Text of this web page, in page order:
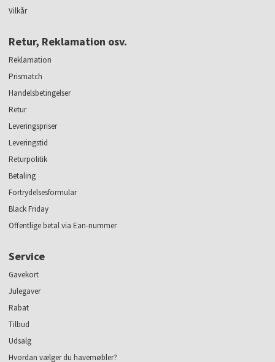
Vilkår
Retur, Reklamation osv.
Reklamation
Prismatch
Handelsbetingelser
Retur
Leveringspriser
Leveringstid
Returpolitik
Betaling
Fortrydelsesformular
Black Friday
Offentlige betal via Ean-nummer
Service
Gavekort
Julegaver
Rabat
Tilbud
Udsalg
Hvordan vælger du havemøbler?